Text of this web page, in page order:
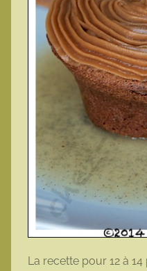
La recette pour 12 à 14